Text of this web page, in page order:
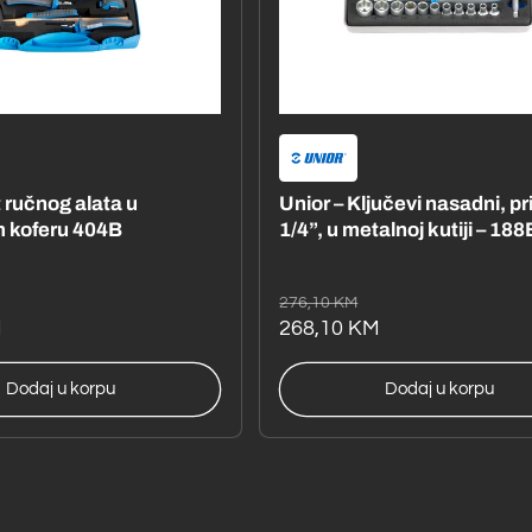
Unior – Set ručnog alata u
plastičnom koferu 404B
Dodaj u korpu
1/4”,